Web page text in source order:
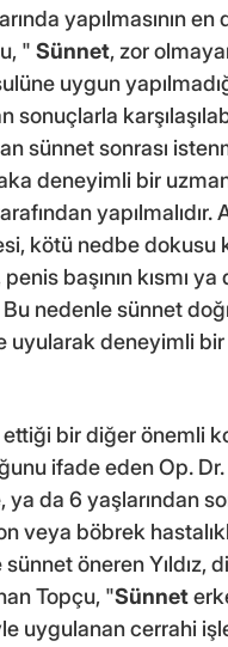
yapılmasının en
" Sünnet, zor
uygun
sonuçlarla
sünnet sonrası
deneyimli bir
kötü nedbe dokusu
başının kısmı
nedenle sünnet
uyularak deneyimli
bir diğer önemli
ifade eden Op.
da 6 yaşlarından
veya böbrek
öneren Yıldız,
Topçu, "Sünnet
uygulanan cerrahi